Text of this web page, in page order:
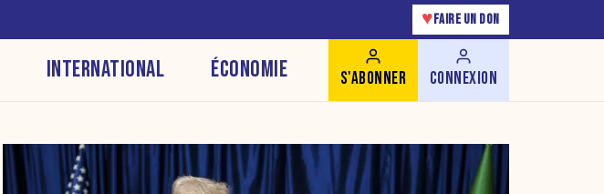
♥ FAIRE UN DON
INTERNATIONAL ÉCONOMIE S'ABONNER CONNEXION